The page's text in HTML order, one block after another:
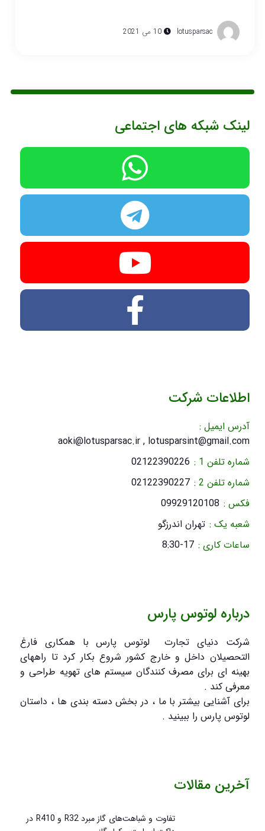
lotusparsac 10 می 2021
لینک شبکه های اجتماعی
اطلاعات شرکت
آدرس ایمیل :
aoki@lotusparsac.ir , lotusparsint@gmail.com
شماره تلفن 1 :
02122390226
شماره تلفن 2 :
02122390227
فکس : 09929120108
شعبه یک : تهران اندرزگو
ساعات کاری : 8:30-17
درباره لوتوس پارس
شرکت دنیای تجارت لوتوس پارس با همکاری فارغ
التحصیلان داخل و خارج کشور شروع بکار کرد تا راههای
بهینه ای برای مصرف کنندگان سیستم های تهویه طراحی و
معرفی کند .
برای آشنایی بیشتر با ما ، در بخش دسته بندی ها ، داستان
لوتوس پارس را ببینید .
آخرین مقالات
تفاوت و شباهت‌های گاز مبرد R32 و R410 در